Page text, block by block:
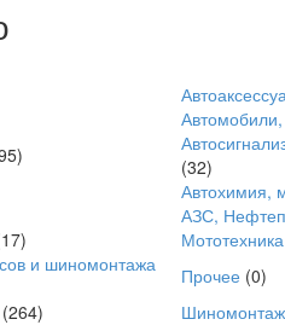
(32)
Автохимия,
АЗС,
и шиномонтажа
Прочее (0)
(264) Шиномонтаж